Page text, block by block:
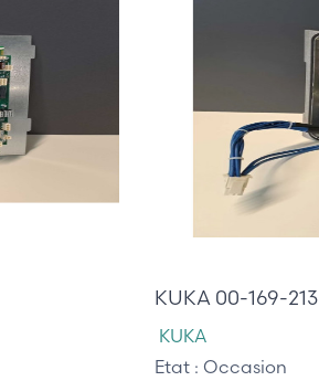
KUKA 00-169-213
KUKA
Etat : Occasion